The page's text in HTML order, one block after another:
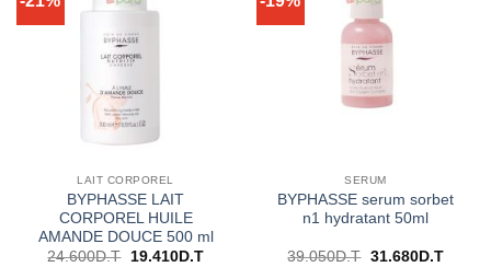
LAIT CORPOREL
BYPHASSE LAIT
CORPOREL HUILE
AMANDE DOUCE 500 ml
24.600D.T
Le
19.410D.TLe
SERUM
BYPHASSE serum sorbet
n1 hydratant 50ml
39.050D.T Le
31.680D.TLe